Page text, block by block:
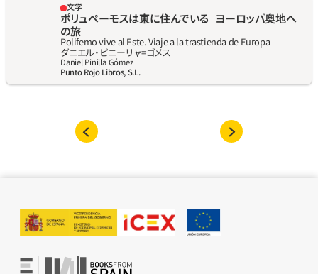
文学
ポリュペーモスは東に住んでいる   ヨーロッパ奥地へ
の旅
Polifemo vive al Este. Viaje a la trastienda de Europa
ダニエル‧ピニーリャ=ゴメス
Daniel Pinilla Gómez
Punto Rojo Libros, S.L.